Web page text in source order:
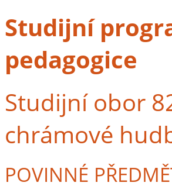
Studijní
pedagogice
Studijní obor
chrámové
POVINNÉ